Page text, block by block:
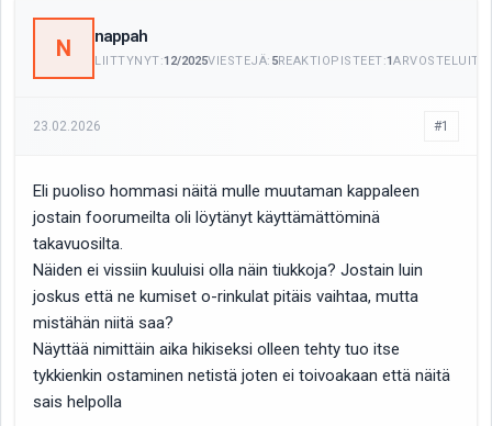
N nappah
LIITTYNYT:12/2025VIESTEJÄ: 5REAKTIOPISTEET:1ARVOSTELUITA:
23.02.2026 #1
Eli puoliso hommasi näitä mulle muutaman kappaleen
jostain foorumeilta oli löytänyt käyttämättöminä
takavuosilta.
Näiden ei vissiin kuuluisi olla näin tiukkoja? Jostain luin
joskus että ne kumiset o-rinkulat pitäis vaihtaa, mutta
mistähän niitä saa?
Näyttää nimittäin aika hikiseksi olleen tehty tuo itse
tykkienkin ostaminen netistä joten ei toivoakaan että näitä
sais helpolla